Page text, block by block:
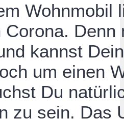
Wohnmobil
Corona.
kannst
um einen
Du
zu sein. Das